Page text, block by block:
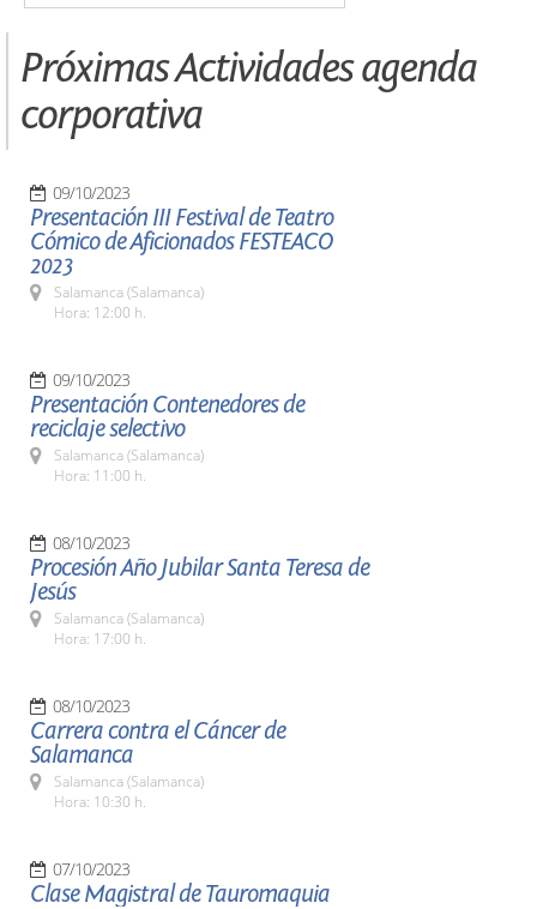
Próximas Actividades agenda
corporativa
09/10/2023
Presentación III Festival de Teatro
Cómico de Aficionados FESTEACO
2023
Salamanca (Salamanca)
Hora: 12:00 h.
09/10/2023
Presentación Contenedores de
reciclaje selectivo
Salamanca (Salamanca)
Hora: 11:00 h.
08/10/2023
Procesión Año Jubilar Santa Teresa de
Jesús
Salamanca (Salamanca)
Hora: 17:00 h.
08/10/2023
Carrera contra el Cáncer de
Salamanca
Salamanca (Salamanca)
Hora: 10:30 h.
07/10/2023
Clase Magistral de Tauromaquia